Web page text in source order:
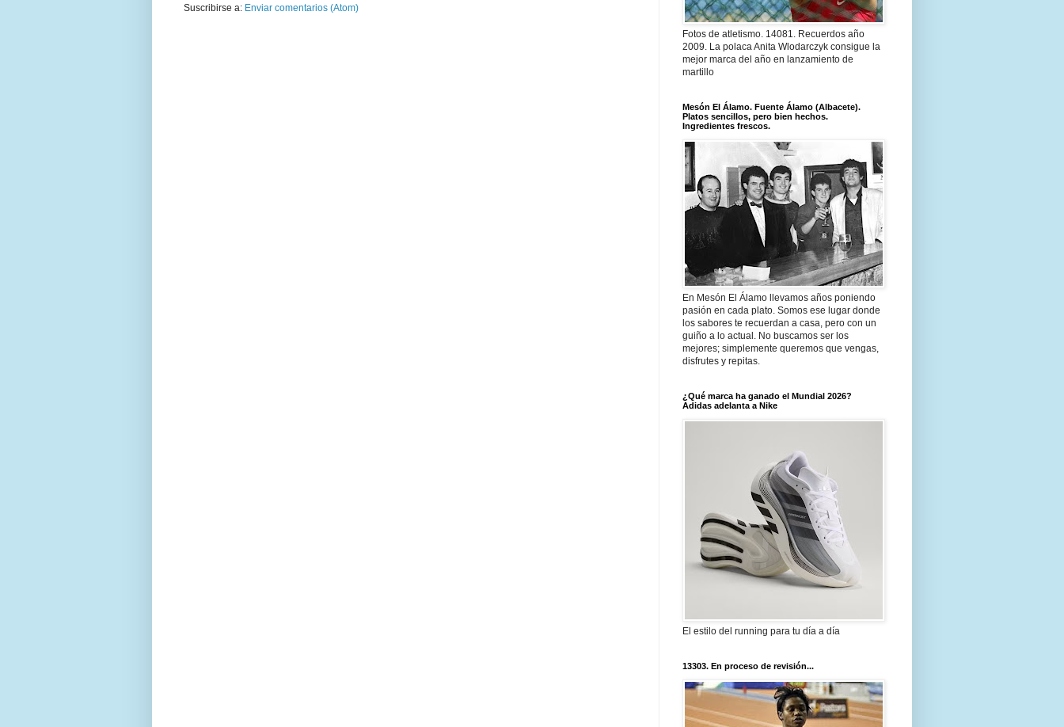
Suscribirse a: Enviar comentarios (Atom)
Fotos de atletismo. 14081. Recuerdos año
2009. La polaca Anita Wlodarczyk consigue la
mejor marca del año en lanzamiento de
martillo
Mesón El Álamo. Fuente Álamo (Albacete).
Platos sencillos, pero bien hechos.
Ingredientes frescos.
En Mesón El Álamo llevamos años poniendo
pasión en cada plato. Somos ese lugar donde
los sabores te recuerdan a casa, pero con un
guiño a lo actual. No buscamos ser los
mejores; simplemente queremos que vengas,
disfrutes y repitas.
¿Qué marca ha ganado el Mundial 2026?
Adidas adelanta a Nike
El estilo del running para tu día a día
13303. En proceso de revisión...